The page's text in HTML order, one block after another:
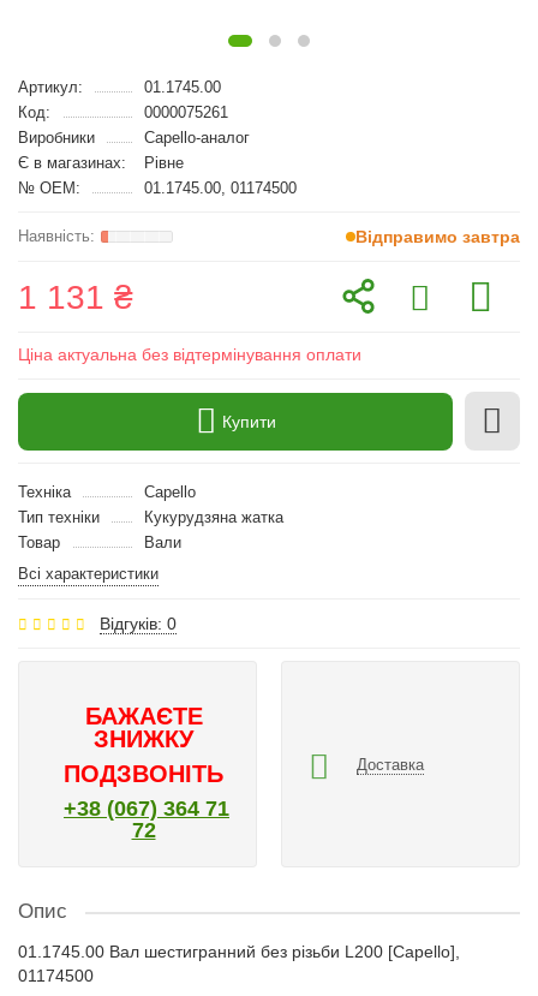
Артикул:
01.1745.00
Код:
0000075261
Виробники
Capello-аналог
Є в магазинах:
Рівне
№ OEM:
01.1745.00, 01174500
Відправимо завтра
1 131 ₴
Ціна актуальна без відтермінування оплати
Купити
Техніка
Capello
Тип техніки
Кукурудзяна жатка
Товар
Вали
Всі характеристики
Відгуків: 0
БАЖАЄТЕ
ЗНИЖКУ
ПОДЗВОНІТЬ
+38 (067) 364 71
72
Доставка
Опис
01.1745.00 Вал шестигранний без різьби L200 [Capello],
01174500